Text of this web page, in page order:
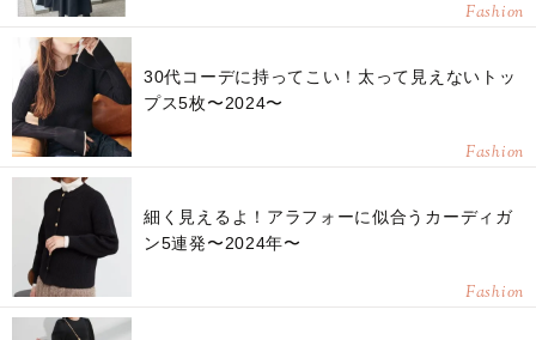
Fashion
30代コーデに持ってこい！太って見えないトッ
プス5枚〜2024〜
Fashion
細く見えるよ！アラフォーに似合うカーディガ
ン5連発〜2024年〜
Fashion